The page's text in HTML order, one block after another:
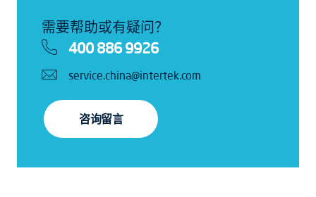
需要帮助或有疑问？
400 886 9926
service.china@intertek.com
咨询留言